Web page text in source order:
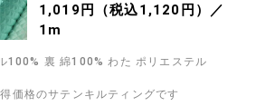
1,019円（税込1,120円）／
1m
100% 裏 綿100% わた ポリエステル
価格のサテンキルティングです